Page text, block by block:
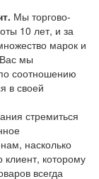
Мы торгово-
10 лет, и за
марок и
мы
соотношению
в своей
стремиться
насколько
которому
всегда